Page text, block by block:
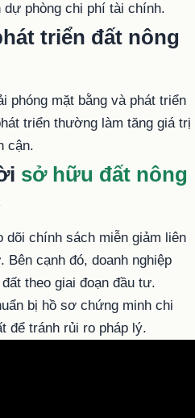
phòng chi phí tài chính.
triển đất nông
phóng mặt bằng và phát triển
triển thường làm tăng giá trị
cận.
sở hữu đất nông
dõi chính sách miễn giảm liên
cạnh đó, doanh nghiệp
theo giai đoạn đầu tư.
bị hồ sơ chứng minh chi
để tránh rủi ro pháp lý.